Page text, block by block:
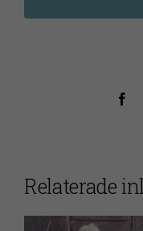
Relaterade